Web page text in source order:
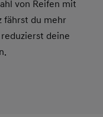
von Reifen mit
fährst du mehr
deine
von A bis